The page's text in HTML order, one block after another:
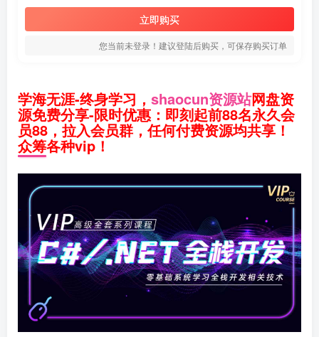
立即购买
您当前未登录！建议登陆后购买，可保存购买订单
学海无涯-终身学习， shaocun资源站网盘资
源免费分享-限时优惠：即刻起前88名永久会
员88，拉入会员群，任何付费资源均共享！
众筹各种vip！